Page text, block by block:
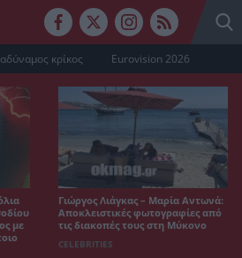
κρίκος Eurovision 2026
με
Γιώργος Λιάγκας – Μαρία Αντωνά:
Αποκλειστικές φωτογραφίες από
τις διακοπές τους στη Μύκονο
CELEBRITIES